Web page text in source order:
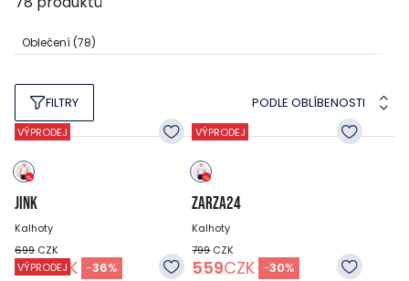
Oblečení(78)
FILTRY PODLE OBLÍBENOSTI
VÝPRODEJ
JINK
Kalhoty
699 CZK
449CZK -36%
VÝPRODEJ
ZARZA24
Kalhoty
799CZK
559CZK -30%
VÝPRODEJ